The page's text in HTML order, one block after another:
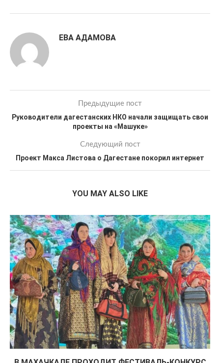
ЕВА АДАМОВА
Предыдущие пост
Руководители дагестанских НКО начали защищать свои
проекты на «Машуке»
Следующий пост
Проект Макса Листова о Дагестане покорил интернет
YOU MAY ALSO LIKE